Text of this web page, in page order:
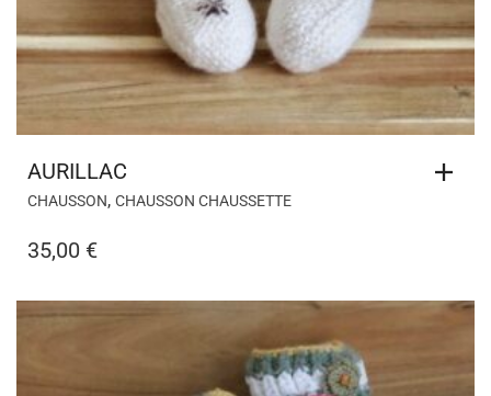
AURILLAC
CHAUSSON, CHAUSSON CHAUSSETTE
35,00 €